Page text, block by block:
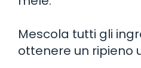
Mescola tutti gli
ottenere un ripieno